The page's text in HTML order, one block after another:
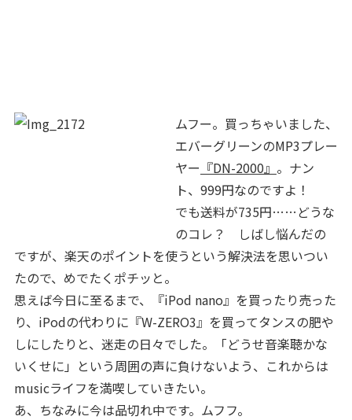
ムフー。買っちゃいました、
エバーグリーンのMP3プレー
ヤー 『DN-2000』 。ナン
ト、999円なのですよ！
でも送料が735円……どうな
のコレ？ しばし悩んだの
ですが、楽天のポイントを使うという解決法を思いつい
たので、めでたくポチッと。
思えば今日に至るまで、『iPod nano』を買ったり売った
り、iPodの代わりに『W-ZERO3』を買ってタンスの肥や
しにしたりと、迷走の日々でした。「どうせ音楽聴かな
いくせに」という周囲の声に負けないよう、これからは
musicライフを満喫していきたい。
あ、ちなみに今は品切れ中です。ムフフ。